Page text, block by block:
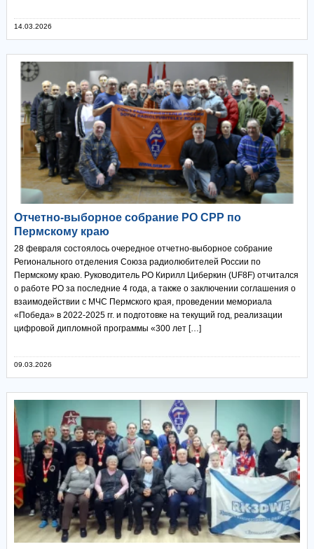
14.03.2026
Отчетно-выборное собрание РО СРР по
Пермскому краю
28 февраля состоялось очередное отчетно-выборное собрание
Регионального отделения Союза радиолюбителей России по
Пермскому краю. Руководитель РО Кирилл Циберкин (UF8F) отчитался
о работе РО за последние 4 года, а также о заключении соглашения о
взаимодействии с МЧС Пермского края, проведении мемориала
«Победа» в 2022-2025 гг. и подготовке на текущий год, реализации
цифровой дипломной программы «300 лет […]
09.03.2026